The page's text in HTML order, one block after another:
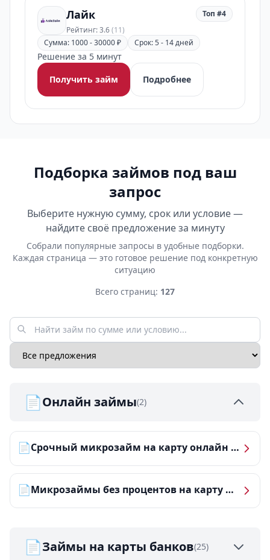
Лайк
Рейтинг: 3.6(11)
Топ #4
Сумма: 1000 - 30000 ₽ Срок: 5 - 14 дней
Решение за 5 минут
Получить займ
Подробнее
Подборка займов под ваш
запрос
Выберите нужную сумму, срок или условие —
найдите своё предложение за минуту
Собрали популярные запросы в удобные подборки.
Каждая страница — это готовое решение под конкретную
ситуацию
Всего страниц: 127
📄Онлайн займы(2)
📄 Срочный микрозайм на карту онлайн — получить деньги за 5 минут
📄 Микрозаймы без процентов на карту — ТОП-10 за 2026 год
📄Займы на карты банков(25)